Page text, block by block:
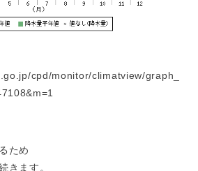
cpd/monitor/climatview/graph_
ため
きます。